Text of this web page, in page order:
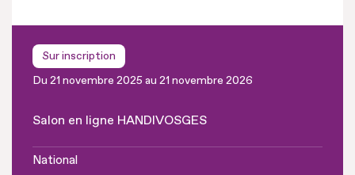
Sur inscription
Du 21 novembre 2025 au 21 novembre 2026
Salon en ligne HANDIVOSGES
National